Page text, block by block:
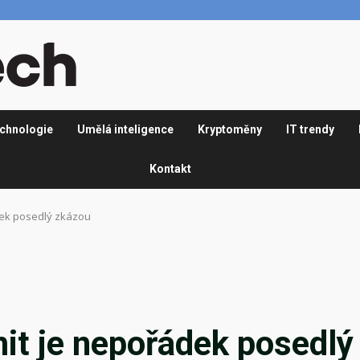
Umělá inteligence Kryptoměny IT trendy
Kontakt
posedlý zkázou
je nepořádek posedlý